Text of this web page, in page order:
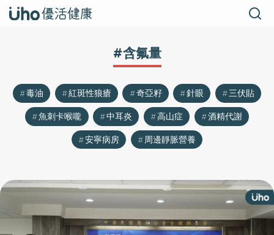
#含氟量
毒油 紅斑性狼瘡 奇亞籽 針眼
三伏貼
魚刺卡喉嚨
中耳炎 高山症
酒精代謝
安寧病房
周邊靜脈營養